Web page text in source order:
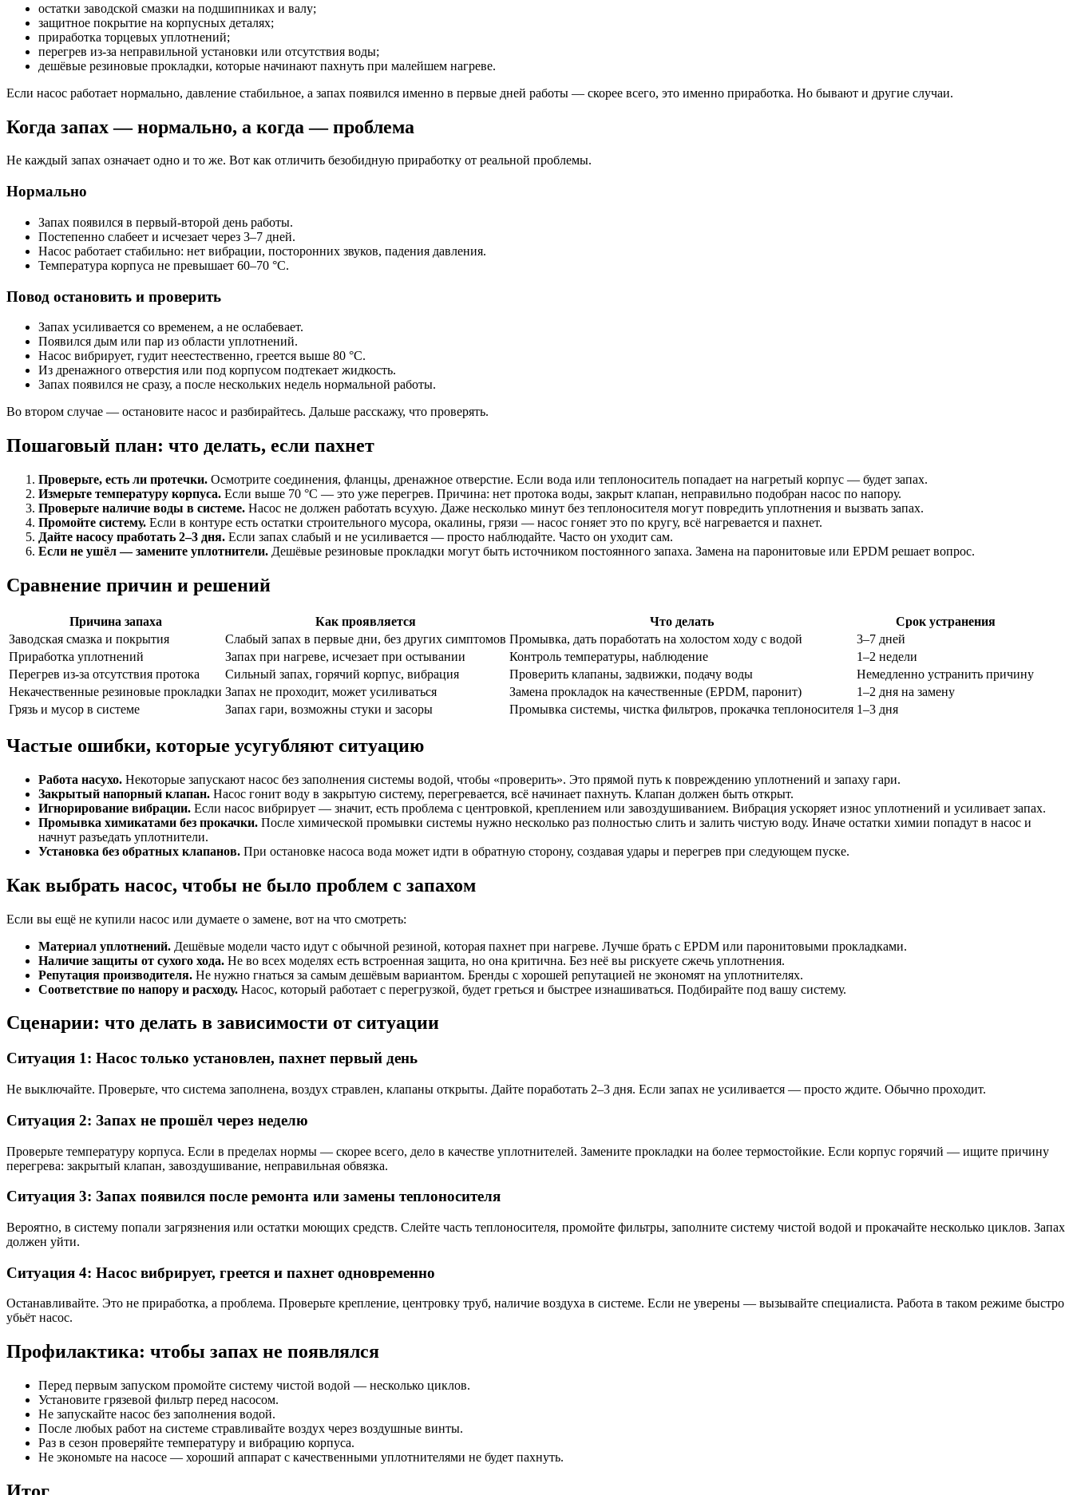
остатки заводской смазки на подшипниках и валу;
защитное покрытие на корпусных деталях;
приработка торцевых уплотнений;
перегрев из-за неправильной установки или отсутствия воды;
дешёвые резиновые прокладки, которые начинают пахнуть при малейшем нагреве.
Если насос работает нормально, давление стабильное, а запах появился именно в первые дней работы — скорее всего, это именно приработка. Но бывают и другие случаи.
Когда запах — нормально, а когда — проблема
Не каждый запах означает одно и то же. Вот как отличить безобидную приработку от реальной проблемы.
Нормально
Запах появился в первый-второй день работы.
Постепенно слабеет и исчезает через 3–7 дней.
Насос работает стабильно: нет вибрации, посторонних звуков, падения давления.
Температура корпуса не превышает 60–70 °C.
Повод остановить и проверить
Запах усиливается со временем, а не ослабевает.
Появился дым или пар из области уплотнений.
Насос вибрирует, гудит неестественно, греется выше 80 °C.
Из дренажного отверстия или под корпусом подтекает жидкость.
Запах появился не сразу, а после нескольких недель нормальной работы.
Во втором случае — остановите насос и разбирайтесь. Дальше расскажу, что проверять.
Пошаговый план: что делать, если пахнет
Проверьте, есть ли протечки. Осмотрите соединения, фланцы, дренажное отверстие. Если вода или теплоноситель попадает на нагретый корпус — будет запах.
Измерьте температуру корпуса. Если выше 70 °C — это уже перегрев. Причина: нет протока воды, закрыт клапан, неправильно подобран насос по напору.
Проверьте наличие воды в системе. Насос не должен работать всухую. Даже несколько минут без теплоносителя могут повредить уплотнения и вызвать запах.
Промойте систему. Если в контуре есть остатки строительного мусора, окалины, грязи — насос гоняет это по кругу, всё нагревается и пахнет.
Дайте насосу пработать 2–3 дня. Если запах слабый и не усиливается — просто наблюдайте. Часто он уходит сам.
Если не ушёл — замените уплотнители. Дешёвые резиновые прокладки могут быть источником постоянного запаха. Замена на паронитовые или EPDM решает вопрос.
Сравнение причин и решений
Причина запаха Как проявляется Что делать
Срок устранения
Заводская смазка и покрытия
Слабый запах в первые дни, без других симптомов Промывка, дать поработать на холостом ходу с водой
3–7 дней
Приработка уплотнений
Запах при нагреве, исчезает при остывании Контроль температуры, наблюдение
1–2 недели
Перегрев из-за отсутствия протока
Сильный запах, горячий корпус, вибрация Проверить клапаны, задвижки, подачу воды
Немедленно устранить причину
Некачественные резиновые прокладки Запах не проходит, может усиливаться Замена прокладок на качественные (EPDM, паронит)
1–2 дня на замену
Грязь и мусор в системе
Запах гари, возможны стуки и засоры Промывка системы, чистка фильтров, прокачка теплоносителя 1–3 дня
Частые ошибки, которые усугубляют ситуацию
Работа насухо. Некоторые запускают насос без заполнения системы водой, чтобы «проверить». Это прямой путь к повреждению уплотнений и запаху гари.
Закрытый напорный клапан. Насос гонит воду в закрытую систему, перегревается, всё начинает пахнуть. Клапан должен быть открыт.
Игнорирование вибрации. Если насос вибрирует — значит, есть проблема с центровкой, креплением или завоздушиванием. Вибрация ускоряет износ уплотнений и усиливает запах.
Промывка химикатами без прокачки. После химической промывки системы нужно несколько раз полностью слить и залить чистую воду. Иначе остатки химии попадут в насос и
начнут разъедать уплотнители.
Установка без обратных клапанов. При остановке насоса вода может идти в обратную сторону, создавая удары и перегрев при следующем пуске.
Как выбрать насос, чтобы не было проблем с запахом
Если вы ещё не купили насос или думаете о замене, вот на что смотреть:
Материал уплотнений. Дешёвые модели часто идут с обычной резиной, которая пахнет при нагреве. Лучше брать с EPDM или паронитовыми прокладками.
Наличие защиты от сухого хода. Не во всех моделях есть встроенная защита, но она критична. Без неё вы рискуете сжечь уплотнения.
Репутация производителя. Не нужно гнаться за самым дешёвым вариантом. Бренды с хорошей репутацией не экономят на уплотнителях.
Соответствие по напору и расходу. Насос, который работает с перегрузкой, будет греться и быстрее изнашиваться. Подбирайте под вашу систему.
Сценарии: что делать в зависимости от ситуации
Ситуация 1: Насос только установлен, пахнет первый день
Не выключайте. Проверьте, что система заполнена, воздух стравлен, клапаны открыты. Дайте поработать 2–3 дня. Если запах не усиливается — просто ждите. Обычно проходит.
Ситуация 2: Запах не прошёл через неделю
Проверьте температуру корпуса. Если в пределах нормы — скорее всего, дело в качестве уплотнителей. Замените прокладки на более термостойкие. Если корпус горячий — ищите причину
перегрева: закрытый клапан, завоздушивание, неправильная обвязка.
Ситуация 3: Запах появился после ремонта или замены теплоносителя
Вероятно, в систему попали загрязнения или остатки моющих средств. Слейте часть теплоносителя, промойте фильтры, заполните систему чистой водой и прокачайте несколько циклов. Запах
должен уйти.
Ситуация 4: Насос вибрирует, греется и пахнет одновременно
Останавливайте. Это не приработка, а проблема. Проверьте крепление, центровку труб, наличие воздуха в системе. Если не уверены — вызывайте специалиста. Работа в таком режиме быстро
убьёт насос.
Профилактика: чтобы запах не появлялся
Перед первым запуском промойте систему чистой водой — несколько циклов.
Установите грязевой фильтр перед насосом.
Не запускайте насос без заполнения водой.
После любых работ на системе стравливайте воздух через воздушные винты.
Раз в сезон проверяйте температуру и вибрацию корпуса.
Не экономьте на насосе — хороший аппарат с качественными уплотнителями не будет пахнуть.